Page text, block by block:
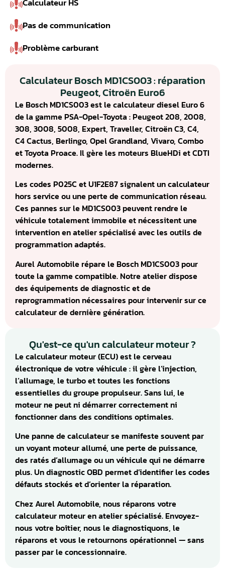
Pas de communication
Problème carburant
Calculateur Bosch MD1CS003 : réparation
Peugeot, Citroën Euro6
Le Bosch MD1CS003 est le calculateur diesel Euro 6
de la gamme PSA-Opel-Toyota : Peugeot 208, 2008,
308, 3008, 5008, Expert, Traveller, Citroën C3, C4,
C4 Cactus, Berlingo, Opel Grandland, Vivaro, Combo
et Toyota Proace. Il gère les moteurs BlueHDi et CDTI
modernes.
Les codes P025C et U1F2E87 signalent un calculateur
hors service ou une perte de communication réseau.
Ces pannes sur le MD1CS003 peuvent rendre le
véhicule totalement immobile et nécessitent une
intervention en atelier spécialisé avec les outils de
programmation adaptés.
Aurel Automobile répare le Bosch MD1CS003 pour
toute la gamme compatible. Notre atelier dispose
des équipements de diagnostic et de
reprogrammation nécessaires pour intervenir sur ce
calculateur de dernière génération.
Qu'est-ce qu'un calculateur moteur ?
Le calculateur moteur (ECU) est le cerveau
électronique de votre véhicule : il gère l’injection,
l’allumage, le turbo et toutes les fonctions
essentielles du groupe propulseur. Sans lui, le
moteur ne peut ni démarrer correctement ni
fonctionner dans des conditions optimales.
Une panne de calculateur se manifeste souvent par
un voyant moteur allumé, une perte de puissance,
des ratés d’allumage ou un véhicule qui ne démarre
plus. Un diagnostic OBD permet d’identifier les codes
défauts stockés et d’orienter la réparation.
Chez Aurel Automobile, nous réparons votre
calculateur moteur en atelier spécialisé. Envoyez-
nous votre boîtier, nous le diagnostiquons, le
réparons et vous le retournons opérationnel — sans
passer par le concessionnaire.